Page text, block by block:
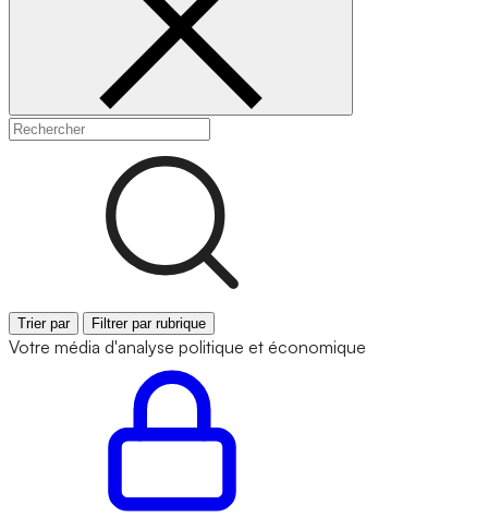
Trier par Filtrer par rubrique
Votre média d'analyse politique et économique